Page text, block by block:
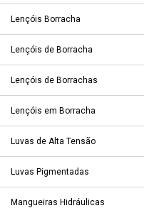
Lençóis Borracha
Lençóis de Borracha
Lençóis de Borrachas
Lençóis em Borracha
Luvas de Alta Tensão
Luvas Pigmentadas
Mangueiras Hidráulicas